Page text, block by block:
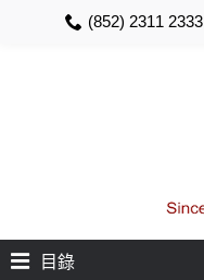
(852) 2311 2333
目錄